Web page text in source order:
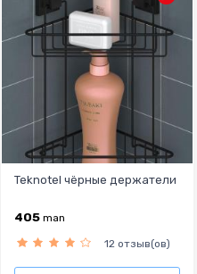
Teknotel чёрные держатели
405 man
12 отзыв(ов)